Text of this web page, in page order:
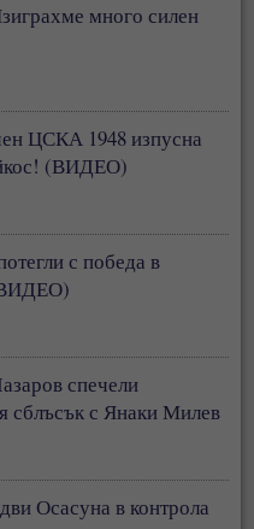
много силен
ЦСКА 1948 изпусна
(ВИДЕО)
с победа в
спечели
сблъсък с Янаки Милев
Осасуна в контрола